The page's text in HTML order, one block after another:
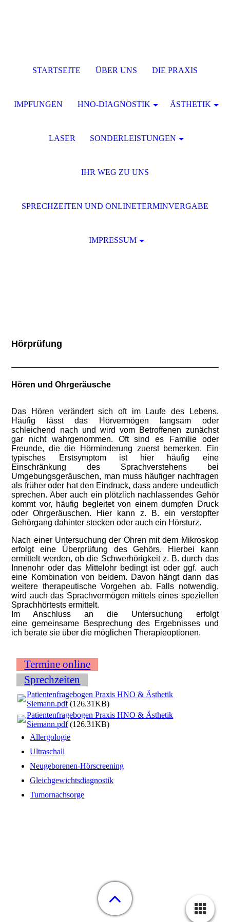
Hörprüfung
Hören und Ohrgeräusche
Das Hören verändert sich oft im Laufe des Lebens.
Häufig lässt das Hörvermögen langsam oder
schleichend nach und wird vom Betroffenen zunächst
gar nicht wahrgenommen. Oft sind es Familie oder
Freunde, die die Hörminderung zuerst bemerken. Ein
typisches Erstsymptom ist hier häufig eine
Einschränkung des Sprachverstehens bei
Umgebungsgeräuschen, man muss häufiger nachfragen
als früher oder hat den Eindruck, dass andere undeutlich
sprechen. Aber auch ein plötzlich nachlassendes Gehör
kommt vor, häufig begleitet von einem dumpfen Druck
oder Ohrgeräuschen. Hier kann z. B. ein verstopfter
Gehörgang dahinter stecken oder auch ein Hörsturz.
Nach einer Untersuchung der Ohren mit dem Mikroskop
erfolgt eine Überprüfung des Gehörs. Hierbei kann
ermittelt werden, ob die Schwerhörigkeit z. B. durch das
Innenohr oder das Mittelohr bedingt ist oder ggf. auch
eine Kombination von beidem. Davon hängt dann das
weitere therapeutische Vorgehen ab. Falls notwendig,
wird auch das Sprachvermögen mittels eines speziellen
Sprachhörtests ermittelt.
Im Anschluss an die Untersuchung erfolgt
eine gemeinsame Besprechung des Ergebnisses und
ich berate sie über die möglichen Therapieoptionen.
Termine online
Sprechzeiten
Patientenfragebogen Praxis HNO & Ästhetik
Siemann.pdf(126.31KB)
Patientenfragebogen Praxis HNO & Ästhetik
Siemann.pdf(126.31KB)
Allergologie
Ultraschall
Neugeborenen-Hörscreening
Gleichgewichtsdiagnostik
Tumornachsorge
STARTSEITE ÜBER UNS DIE PRAXIS
IMPFUNGEN HNO-DIAGNOSTIK ÄSTHETIK
LASER SONDERLEISTUNGEN
IHR WEG ZU UNS
SPRECHZEITEN UND ONLINETERMINVERGABE
IMPRESSUM